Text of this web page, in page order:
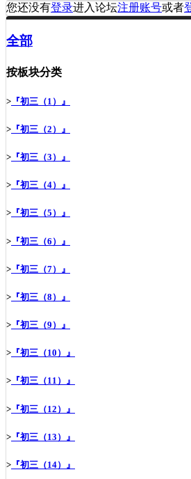
您还没有登录进入论坛注册账号或者
全部
按板块分类
> 『初三（1）』
> 『初三（2）』
> 『初三（3）』
> 『初三（4）』
> 『初三（5）』
> 『初三（6）』
> 『初三（7）』
> 『初三（8）』
> 『初三（9）』
> 『初三（10）』
> 『初三（11）』
> 『初三（12）』
> 『初三（13）』
> 『初三（14）』